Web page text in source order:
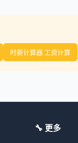
时薪计算器 工资计算
🔧 更多